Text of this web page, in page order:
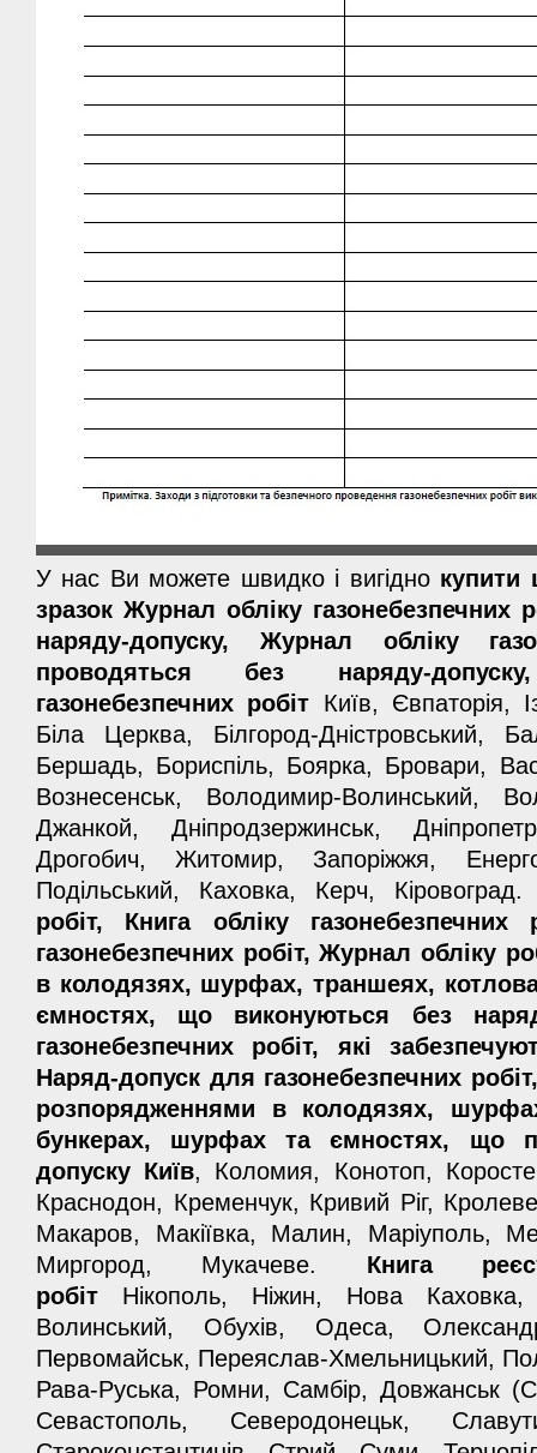
У нас Ви можете швидко і вигідно купити
зразок Журнал обліку газонебезпечних
наряду-допуску, Журнал обліку
проводяться без наряду-
газонебезпечних робіт Київ, Євпаторія,
Біла Церква, Білгород-Дністровський,
Бершадь, Бориспіль, Боярка, Бровари,
Вознесенськ, Володимир-Волинський,
Джанкой, Дніпродзержинськ,
Дрогобич, Житомир, Запоріжжя,
Подільський, Каховка, Керч,
робіт, Книга обліку
газонебезпечних робіт, Журнал обліку
в колодязях, шурфах, траншеях,
ємностях, що виконуються без
газонебезпечних робіт, які
Наряд-допуск для газонебезпечних
розпорядженнями в колодязях,
бункерах, шурфах та ємностях, що
допуску Київ, Коломия, Конотоп,
Краснодон, Кременчук, Кривий Ріг,
Макаров, Макіївка, Малин, Маріуполь,
Миргород, Мукачеве. Книга
робіт Нікополь, Ніжин, Нова Каховка,
Волинський, Обухів, Одеса,
Первомайськ, Переяслав-Хмельницький,
Рава-Руська, Ромни, Самбір, Довжанськ
Севастополь, Северодонецьк,